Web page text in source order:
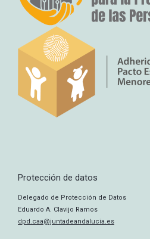
Protección de datos
Delegado de Protección de Datos
Eduardo A. Clavijo Ramos
dpd.caa@juntadeandalucia.es